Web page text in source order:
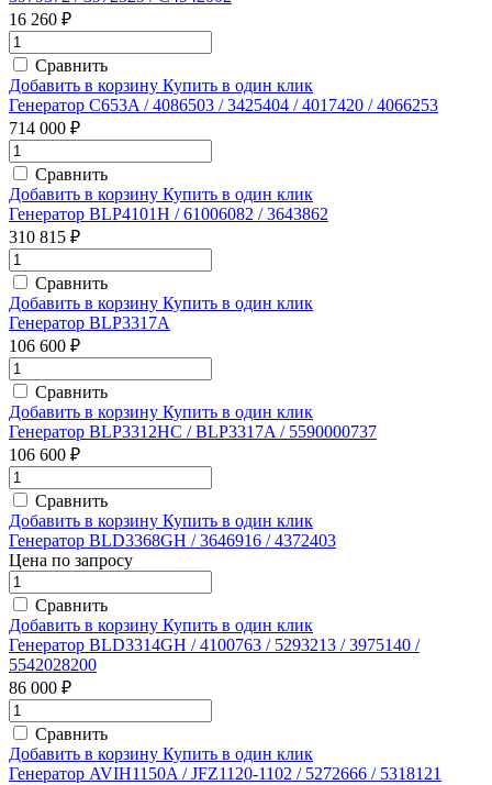
16 260 ₽
Сравнить
Добавить в корзину Купить в один клик
Генератор C653A / 4086503 / 3425404 / 4017420 / 4066253
714 000 ₽
Сравнить
Добавить в корзину Купить в один клик
Генератор BLP4101H / 61006082 / 3643862
310 815 ₽
Сравнить
Добавить в корзину Купить в один клик
Генератор BLP3317A
106 600 ₽
Сравнить
Добавить в корзину Купить в один клик
Генератор BLP3312HC / BLP3317A / 5590000737
106 600 ₽
Сравнить
Добавить в корзину Купить в один клик
Генератор BLD3368GH / 3646916 / 4372403
Цена по запросу
Сравнить
Добавить в корзину Купить в один клик
Генератор BLD3314GH / 4100763 / 5293213 / 3975140 /
5542028200
86 000 ₽
Сравнить
Добавить в корзину Купить в один клик
Генератор AVIH1150A / JFZ1120-1102 / 5272666 / 5318121